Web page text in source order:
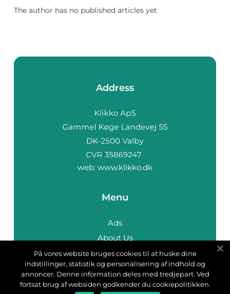
The author has no published articles yet
Address
web: www.klikko.dk
Menu
Ads
About Us
Cookies
Contact
Sitemap
På vores website bruges cookies til at huske dine
indstillinger, statistik og personalisering af indhold og
annoncer. Denne information deles med tredjepart. Ved
fortsat brug af websiden godkender du cookiepolitikken.